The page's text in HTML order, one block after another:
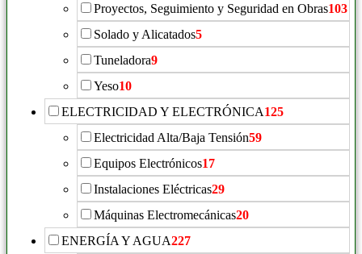
Proyectos, Seguimiento y Seguridad en Obras103
Solado y Alicatados5
Tuneladora9
Yeso10
ELECTRICIDAD Y ELECTRÓNICA125
Electricidad Alta/Baja Tensión59
Equipos Electrónicos17
Instalaciones Eléctricas29
Máquinas Electromecánicas20
ENERGÍA Y AGUA227